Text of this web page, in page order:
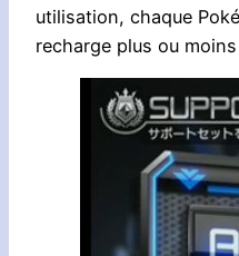
utilisation, chaque
recharge plus ou